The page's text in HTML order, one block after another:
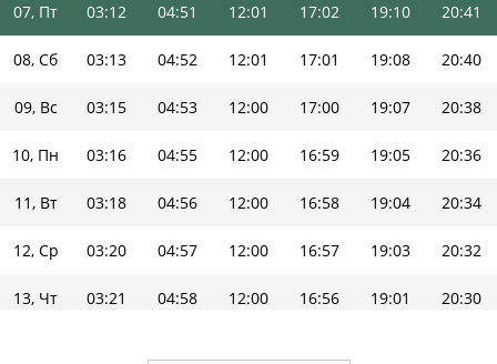
07, Пт 03:12 04:51 12:01 17:02 19:10 20:41
08, Сб 03:13 04:52 12:01 17:01 19:08 20:40
09, Вс 03:15 04:53 12:00 17:00 19:07 20:38
10, Пн 03:16 04:55 12:00 16:59 19:05 20:36
11, Вт 03:18 04:56 12:00 16:58 19:04 20:34
12, Ср 03:20 04:57 12:00 16:57 19:03 20:32
13, Чт 03:21 04:58 12:00 16:56 19:01 20:30